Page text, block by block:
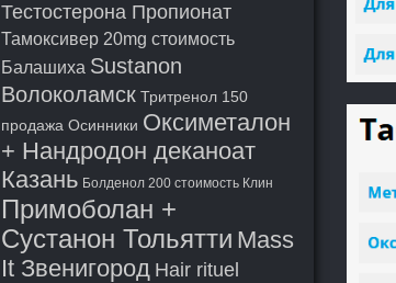
Тестостерона Пропионат
Тамоксивер 20mg стоимость
Балашиха Sustanon
Волоколамск Тритренол 150
продажа Осинники Оксиметалон
+ Нандродон деканоат
Казань Болденол 200 стоимость Клин
Примоболан +
Сустанон Тольятти Mass
It Звенигород Hair rituel